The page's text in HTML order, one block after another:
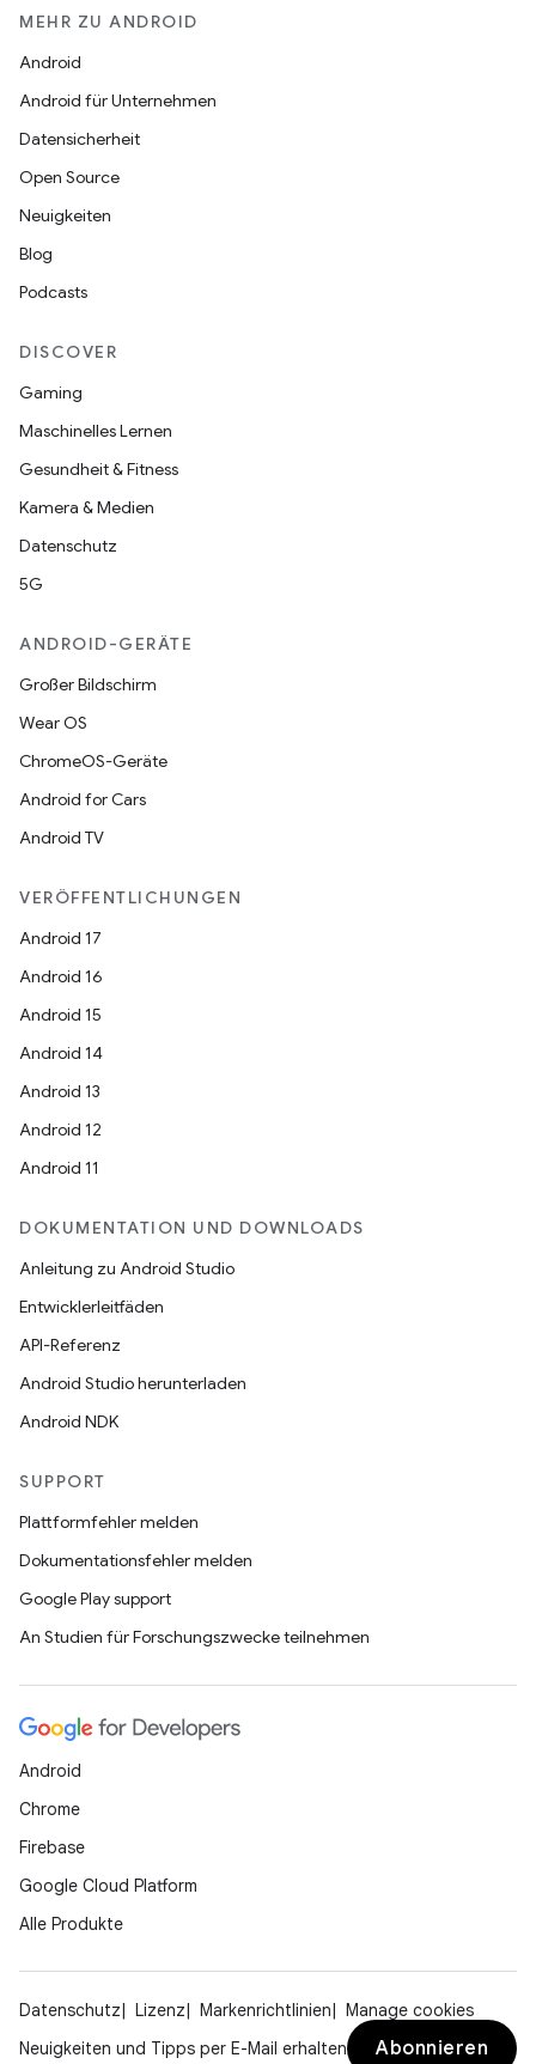
MEHR ZU ANDROID
Android
Android für Unternehmen
Datensicherheit
Open Source
Neuigkeiten
Blog
Podcasts
DISCOVER
Gaming
Maschinelles Lernen
Gesundheit & Fitness
Kamera & Medien
Datenschutz
5G
ANDROID-GERÄTE
Großer Bildschirm
Wear OS
ChromeOS-Geräte
Android for Cars
Android TV
VERÖFFENTLICHUNGEN
Android 17
Android 16
Android 15
Android 14
Android 13
Android 12
Android 11
DOKUMENTATION UND DOWNLOADS
Anleitung zu Android Studio
Entwicklerleitfäden
API-Referenz
Android Studio herunterladen
Android NDK
SUPPORT
Plattformfehler melden
Dokumentationsfehler melden
Google Play support
An Studien für Forschungszwecke teilnehmen
Android
Chrome
Firebase
Google Cloud Platform
Alle Produkte
Datenschutz Lizenz Markenrichtlinien
Manage cookies
Neuigkeiten und Tipps per E-Mail erhalten
Abonnieren